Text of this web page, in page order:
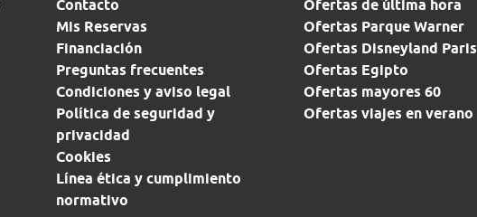
Contacto
Mis Reservas
Financiación
Preguntas frecuentes
Condiciones y aviso legal
Política de seguridad y
privacidad
Cookies
Línea ética y cumplimiento
normativo
Ofertas de última hora
Ofertas Parque Warner
Ofertas Disneyland Paris
Ofertas Egipto
Ofertas mayores 60
Ofertas viajes en verano